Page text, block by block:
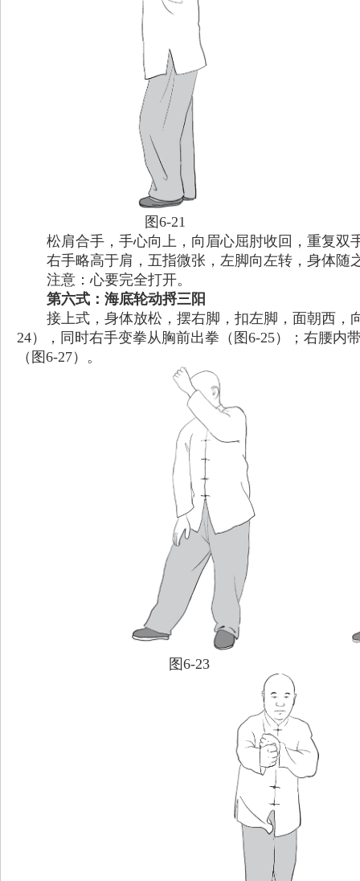
图6-21
松肩合手，手心向上，向眉心屈肘收回，重复双
右手略高于肩，五指微张，左脚向左转，身体
注意：心要完全打开。
第六式：海底轮动捋三阳
接上式，身体放松，摆右脚，扣左脚，面朝西，
24），同时右手变拳从胸前出拳（图6-25）；右腰内
（图6-27）。
图6-23